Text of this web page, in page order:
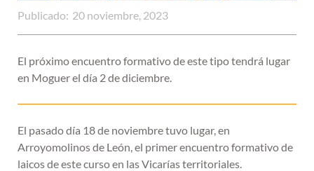
Publicado: 20 noviembre, 2023
El próximo encuentro formativo de este tipo tendrá lugar
en Moguer el día 2 de diciembre.
El pasado día 18 de noviembre tuvo lugar, en
Arroyomolinos de León, el primer encuentro formativo de
laicos de este curso en las Vicarías territoriales.